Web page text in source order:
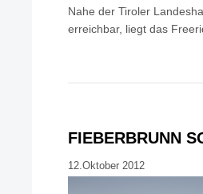
Nahe der Tiroler
erreichbar, liegt das
FIEBERBRUNN
12.Oktober 2012